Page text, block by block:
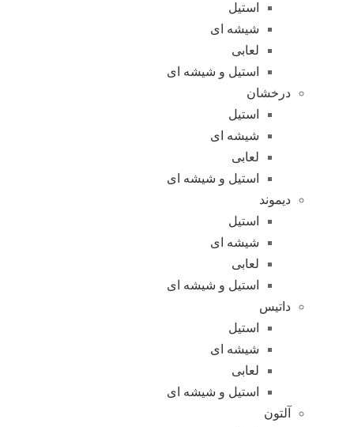
استیل
شیشه ای
لعابی
استیل و شیشه ای
درخشان
استیل
شیشه ای
لعابی
استیل و شیشه ای
دیموند
استیل
شیشه ای
لعابی
استیل و شیشه ای
داتیس
استیل
شیشه ای
لعابی
استیل و شیشه ای
آلتون